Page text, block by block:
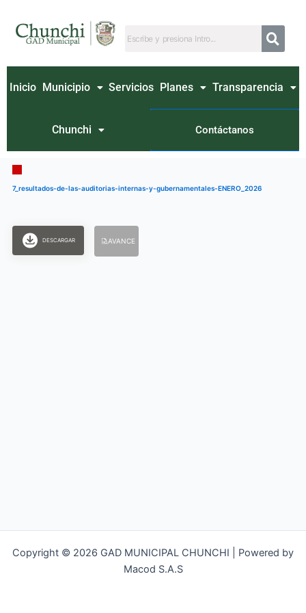
contenido
Inicio Municipio Servicios Planes Transparencia
Chunchi Contáctanos
7_resultados-de-las-auditorias-internas-y-gubernamentales-ENERO_2026
DESCARGAR AVANCE
Copyright © 2026 GAD MUNICIPAL CHUNCHI | Powered by
Macod S.A.S